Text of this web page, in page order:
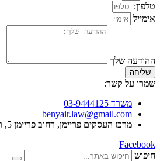
טלפון:
אימייל
ההודעה שלך
שליחה
שמרו על קשר:
משרד 03-9444125
benyair.law@gmail.com
מרכז העסקים פריימן, רחוב פריימן 5, ראשון לציון
Facebook
חיפוש